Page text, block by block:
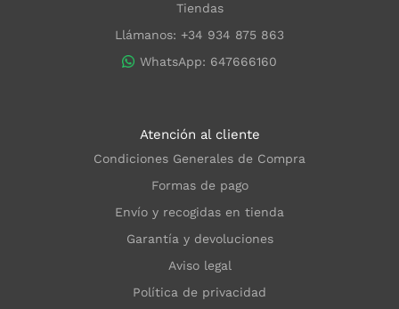
Tiendas
Llámanos: +34 934 875 863
WhatsApp: 647666160
Atención al cliente
Condiciones Generales de Compra
Formas de pago
Envío y recogidas en tienda
Garantía y devoluciones
Aviso legal
Política de privacidad